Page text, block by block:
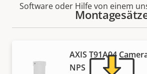
AXIS T91A04
NPS
Software oder Hilfe von einem